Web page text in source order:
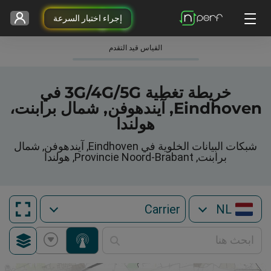
إجراء اختبار السرعة
القياس قيد التقدم
خريطة تغطية 3G/4G/5G في
Eindhoven, آيندهوفن, شمال برابنت،
هولندا
شبكات البيانات الخلوية في Eindhoven, آيندهوفن, شمال
برابنت, Provincie Noord-Brabant, هولندا
NL